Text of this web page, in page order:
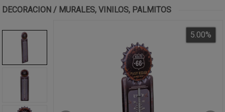
DECORACION / MURALES, VINILOS, PALMITOS
5.00%